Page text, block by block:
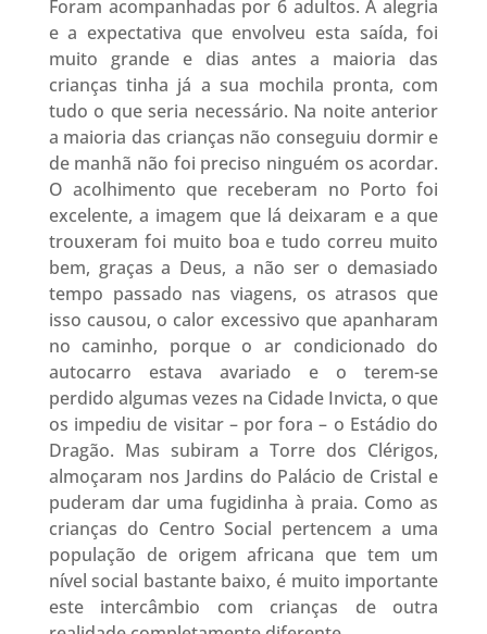
Foram acompanhadas por 6 adultos. A alegria
e a expectativa que envolveu esta saída, foi
muito grande e dias antes a maioria das
crianças tinha já a sua mochila pronta, com
tudo o que seria necessário. Na noite anterior
a maioria das crianças não conseguiu dormir e
de manhã não foi preciso ninguém os acordar.
O acolhimento que receberam no Porto foi
excelente, a imagem que lá deixaram e a que
trouxeram foi muito boa e tudo correu muito
bem, graças a Deus, a não ser o demasiado
tempo passado nas viagens, os atrasos que
isso causou, o calor excessivo que apanharam
no caminho, porque o ar condicionado do
autocarro estava avariado e o terem-se
perdido algumas vezes na Cidade Invicta, o que
os impediu de visitar – por fora – o Estádio do
Dragão. Mas subiram a Torre dos Clérigos,
almoçaram nos Jardins do Palácio de Cristal e
puderam dar uma fugidinha à praia. Como as
crianças do Centro Social pertencem a uma
população de origem africana que tem um
nível social bastante baixo, é muito importante
este intercâmbio com crianças de outra